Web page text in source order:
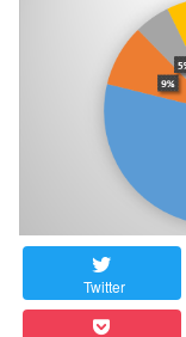
Twitter